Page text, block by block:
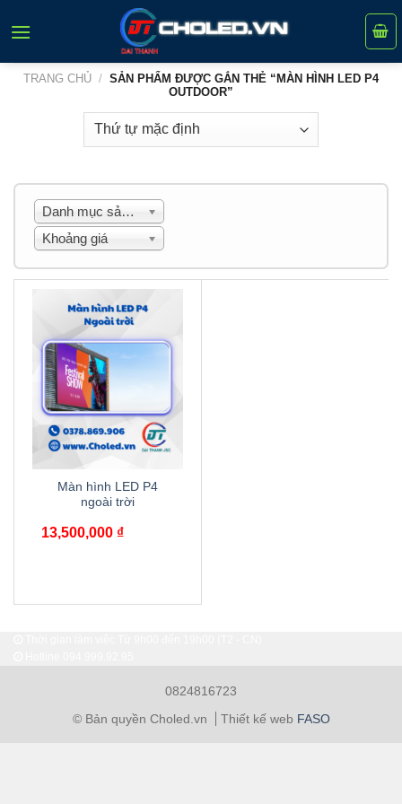
TRANG CHỦ / SẢN PHẨM ĐƯỢC GẮN THẺ “MÀN HÌNH LED P4
OUTDOOR”
Danh mục sản phẩm
Khoảng giá
Màn hình LED P4
ngoài trời
13,500,000 ₫
0824816723
© Bản quyền Choled.vn
Thiết kế web FASO